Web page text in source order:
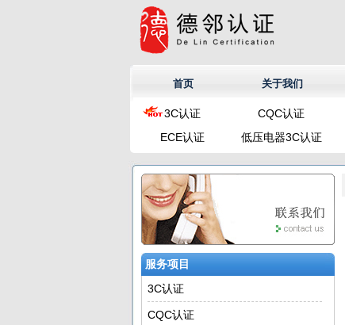
首页 关于我们
3C认证 CQC认证
ECE认证
低压电器3C认证
服务项目
3C认证
CQC认证